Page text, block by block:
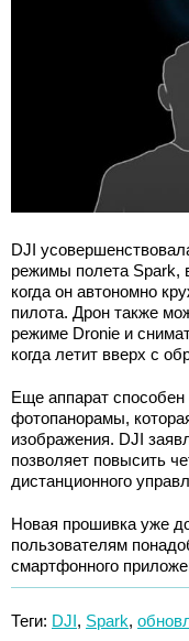
DJI
режимы полета Spark,
когда он автономно
пилота. Дрон также
режиме Dronie и
когда летит вверх с
Еще аппарат способен
фотопанорамы,
изображения. DJI
позволяет повысить
дистанционного
Новая прошивка уже
пользователям
смартфонного
Теги: DJI, Spark,